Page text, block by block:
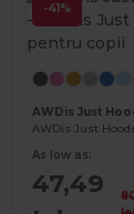
-41%
AWDis Just
AWDis Just
As low as:
47,49